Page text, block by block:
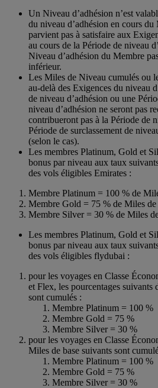
Un Niveau d’adhésion n’est
du niveau d’adhésion en cours
parvient pas à satisfaire aux
au cours de la Période de niveau
Niveau d’adhésion du Membre
inférieur.
Les Miles de Niveau cumulés ou
au-delà des Exigences du niveau
de niveau d’adhésion ou une
niveau d’adhésion ne seront pas
contribueront pas à la Période de
Période de surclassement de
(selon le cas).
Les membres Platinum, Gold et
bonus par niveau aux taux
des vols éligibles Emirates :
Membre Platinum = 100 % de
Membre Gold = 75 % de Miles de
Membre Silver = 30 % de Miles
Les membres Platinum, Gold et
bonus par niveau aux taux
des vols éligibles flydubai :
pour les voyages en Classe
et Flex, les pourcentages suivants
sont cumulés :
Membre Platinum = 100 %
Membre Gold = 75 %
Membre Silver = 30 %
pour les voyages en Classe
Miles de base suivants sont
Membre Platinum = 100 %
Membre Gold = 75 %
Membre Silver = 30 %